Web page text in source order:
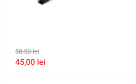
58,50lei
45,00 lei